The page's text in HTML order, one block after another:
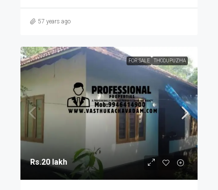
57 years ago
FOR SALE THODUPUZHA
Rs.20 lakh